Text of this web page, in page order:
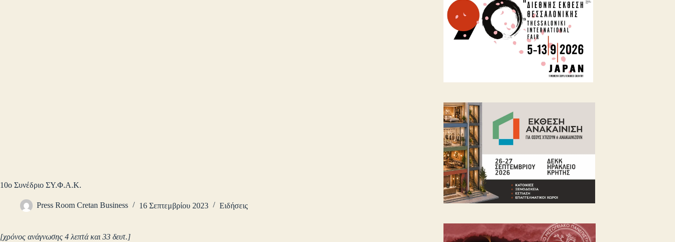
10ο Συνέδριο ΣΥ.Φ.Α.Κ.
Press Room Cretan Business 16 Σεπτεμβρίου 2023 Ειδήσεις
[χρόνος ανάγνωσης 4 λεπτά και 33 δευτ.]